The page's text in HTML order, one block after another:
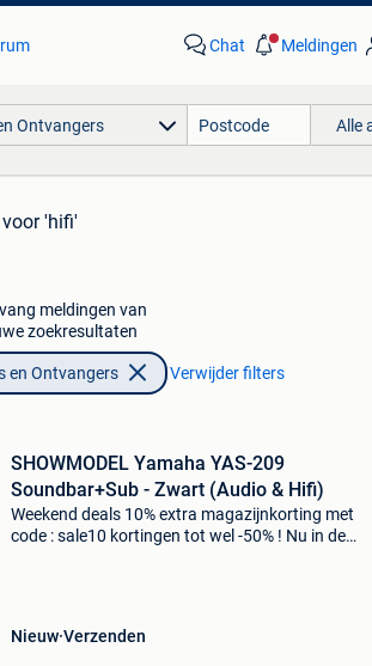
Chat Meldingen
Ontvangers Alle
voor 'hifi'
meldingen van
zoekresultaten
en Ontvangers Verwijder filters
SHOWMODEL Yamaha YAS-209
Soundbar+Sub - Zwart (Audio & Hifi)
Weekend deals 10% extra magazijnkorting met
code : sale10 kortingen tot wel -50% ! Nu in de
Nieuw Verzenden